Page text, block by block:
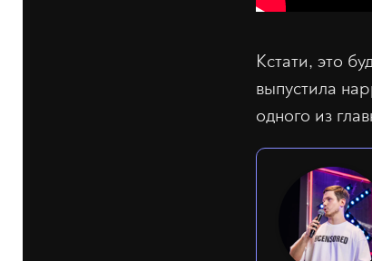
Кстати, это
выпустила
одного из